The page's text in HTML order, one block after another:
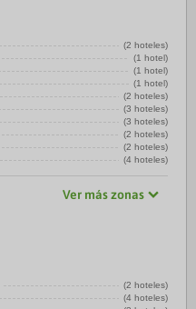
(2 hoteles)
(1 hotel)
(1 hotel)
(1 hotel)
(2 hoteles)
(3 hoteles)
(3 hoteles)
(2 hoteles)
(2 hoteles)
(4 hoteles)
Ver más zonas
(2 hoteles)
(4 hoteles)